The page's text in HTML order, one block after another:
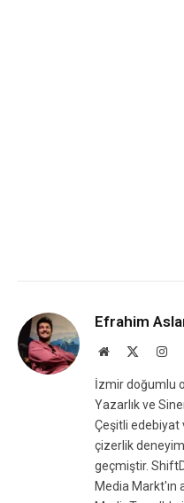
Efrahim
Website
İzmir doğumlu
Yazarlık ve
Çeşitli edebiyat
çizerlik
geçmiştir.
Media Markt'ın